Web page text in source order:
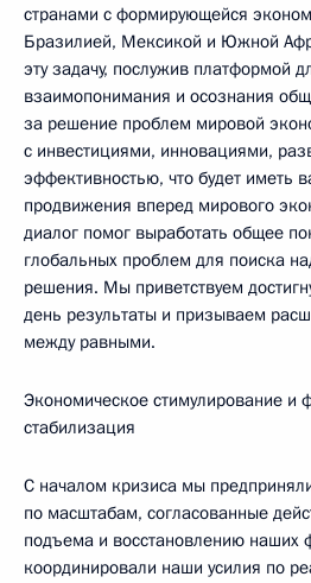
странами с формирующейся
Бразилией, Мексикой и Южной
эту задачу, послужив платформой
взаимопонимания и осознания
за решение проблем мировой
с инвестициями, инновациями,
эффективностью, что будет иметь
продвижения вперед мирового
диалог помог выработать общее
глобальных проблем для поиска
решения. Мы приветствуем
день результаты и призываем
между равными.
Экономическое стимулирование и
стабилизация
С началом кризиса мы
по масштабам, согласованные
подъема и восстановлению наших
координировали наши усилия по